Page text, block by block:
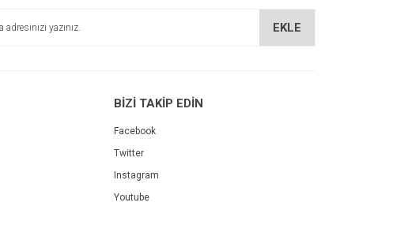
EKLE
BİZİ TAKİP EDİN
Facebook
Twitter
Instagram
Youtube